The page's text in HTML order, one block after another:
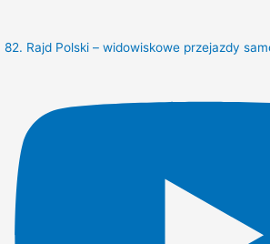
82. Rajd Polski – widowiskowe przejazdy